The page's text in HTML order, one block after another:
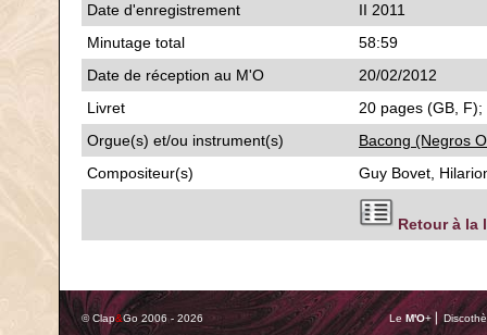
Date d'enregistrement
II 2011
Minutage total
58:59
Date de réception au M'O
20/02/2012
Livret
20 pages (GB,
Orgue(s) et/ou instrument(s)
Bacong (Negros
Compositeur(s)
Guy Bovet,
Retour à la
© Clap&Go 2006 - 2026 Le M'O+ ⎢